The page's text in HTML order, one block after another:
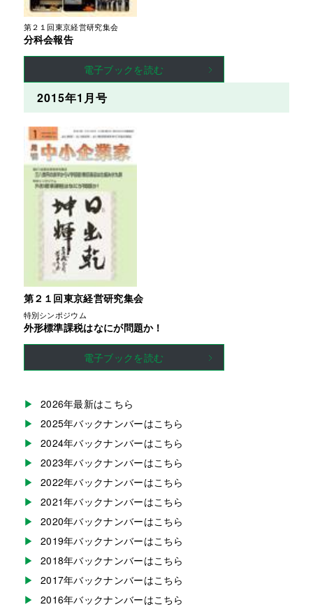
第２１回東京経営研究集会
分科会報告
電子ブックを読む
2015年1月号
第２１回東京経営研究集会
特別シンポジウム
外形標準課税はなにが問題か！
電子ブックを読む
2026年最新はこちら
2025年バックナンバーはこちら
2024年バックナンバーはこちら
2023年バックナンバーはこちら
2022年バックナンバーはこちら
2021年バックナンバーはこちら
2020年バックナンバーはこちら
2019年バックナンバーはこちら
2018年バックナンバーはこちら
2017年バックナンバーはこちら
2016年バックナンバーはこちら